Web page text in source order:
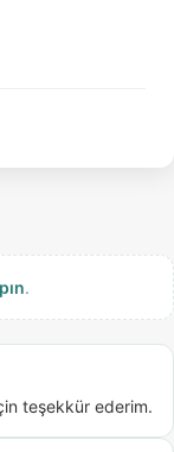
.
teşekkür ederim.